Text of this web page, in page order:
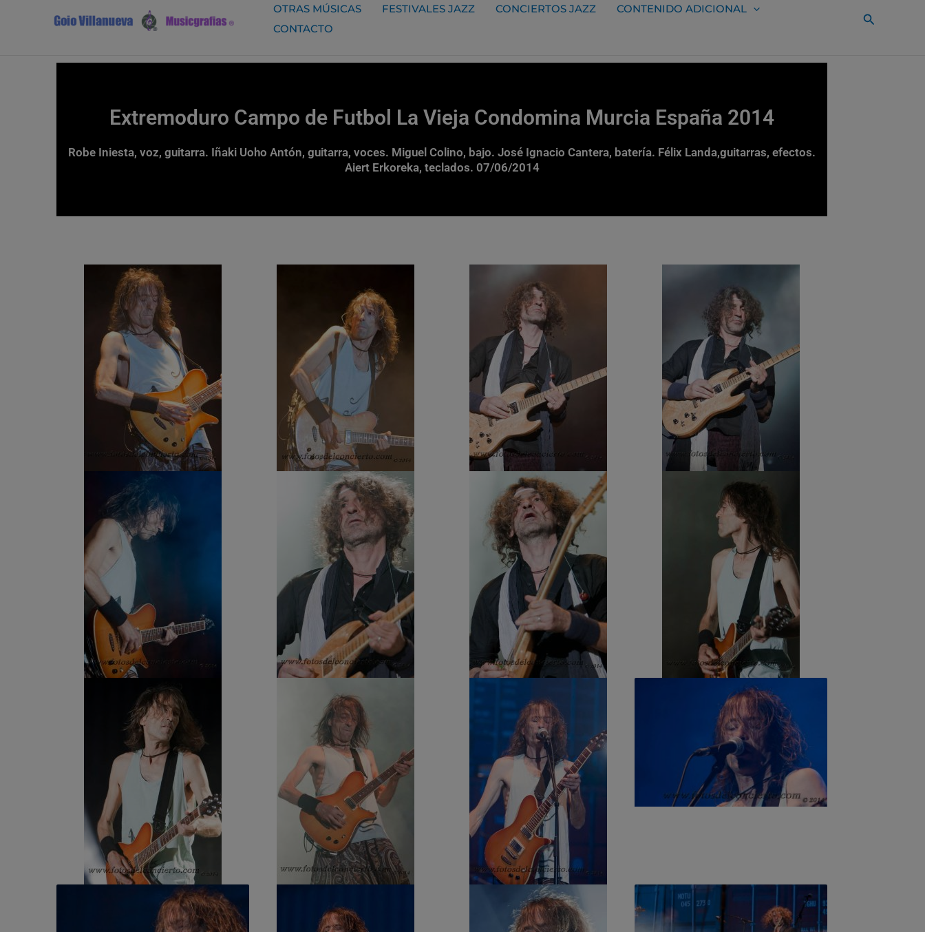
OTRAS MÚSICAS FESTIVALES JAZZ CONCIERTOS JAZZ
CONTENIDO ADICIONAL
CONTACTO
Buscar
Extremoduro Campo de Futbol La Vieja Condomina Murcia España 2014
Robe Iniesta, voz, guitarra. Iñaki Uoho Antón, guitarra, voces. Miguel Colino, bajo. José Ignacio Cantera, batería. Félix Landa,guitarras, efectos.
Aiert Erkoreka, teclados. 07/06/2014